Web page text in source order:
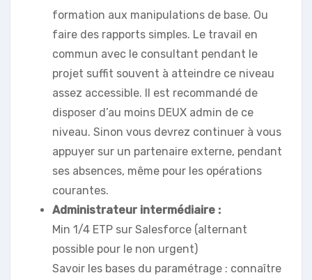
formation aux manipulations de base. Ou
faire des rapports simples. Le travail en
commun avec le consultant pendant le
projet suffit souvent à atteindre ce niveau
assez accessible. Il est recommandé de
disposer d’au moins DEUX admin de ce
niveau. Sinon vous devrez continuer à vous
appuyer sur un partenaire externe, pendant
ses absences, même pour les opérations
courantes.
Administrateur intermédiaire :
Min 1/4 ETP sur Salesforce (alternant
possible pour le non urgent)
Savoir les bases du paramétrage : connaître